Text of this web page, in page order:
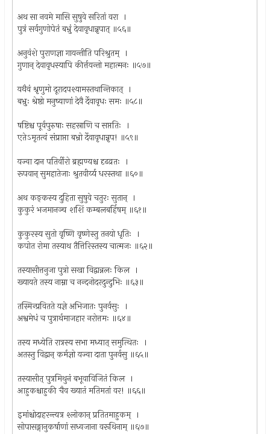
अथ सा नवमे मासि सुषुवे सरितां वरा ।
पुत्रं सर्वगुणोपेतं बभ्रुं देवावृधान्नृपात् ॥५६॥
अनुवंशे पुराणज्ञा गायन्तीति परिश्रुतम् ।
गुणान् देवावृधस्यापि कीर्त्तयन्तो महात्मनः ॥५७॥
यथैवं श्रृणुमो दूरादपश्यामस्तथान्तिकात् ।
बभ्रुः श्रेष्ठो मनुष्याणां देवै र्देवावृधः समः ॥५८॥
षष्टिश्च पूर्वपुरुषाः सहस्राणि च सप्ततिः ।
एतेऽमृतत्वं संप्राप्ता बभ्रो र्देवावृधान्नृप! ॥५९॥
यज्वा दान पतिर्वीरो ब्रह्मण्यश्च दृढव्रतः ।
रूपवान् सुमहातेजाः श्रुतवीर्य्य धरस्तथा ॥६०॥
अथ कङ्कस्य दुहिता सुषुवे चतुरः सुतान् ।
कुकुरं भजमानञ्च शशिं कम्बलबर्हिषम् ॥६१॥
कुकुरस्य सुतो वृष्णि वृष्णेस्तु तनयो धृतिः ।
कपोत रोमा तस्याथ तैत्तिरिस्तस्य चात्मजः ॥६२॥
तस्यासीत्तनुजा पुत्रो सखा विद्वान्नलः किल ।
ख्यायते तस्य नाम्ना च नन्दनोदरदुन्दुभिः ॥६३॥
तस्मिन्प्रवितते यज्ञे अभिजातः पुनर्वसुः ।
अश्वमेधं च पुत्रार्थमाजहार नरोत्तमः ॥६४॥
तस्य मध्येति रात्रस्य सभा मध्यात् समुत्थितः ।
अतस्तु विद्वान् कर्मज्ञो यज्वा दाता पुनर्वसु ॥६५॥
तस्यासीत् पुत्रमिथुनं बभूवाविजितं किल ।
आहुकश्चाहुकी चैव ख्यातं मतिमतां वर! ॥६६॥
इमांश्चोदाहरन्त्यत्र श्लोकान् प्रतितमाहुकम् ।
सोपासङ्गानुकर्षाणां सध्वजाना वरूथिनाम् ॥६७॥